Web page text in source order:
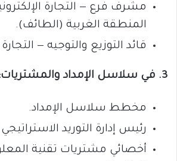
مشرف فرع — التجارة
المنطقة الغربية (الطائف).
قائد التوزيع والتوجيه — التجارة
3. في سلاسل الإمداد والمشتريات:
مخطط سلاسل الإمداد.
رئيس إدارة التوريد
أخصائي مشتريات تقنية